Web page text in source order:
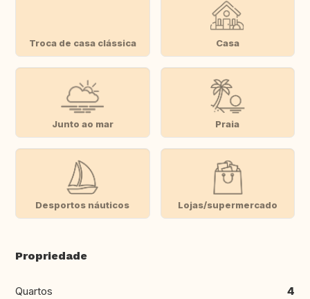
Troca de casa clássica Casa
Junto ao mar Praia
Desportos náuticos Lojas/supermercado
Propriedade
Quartos 4